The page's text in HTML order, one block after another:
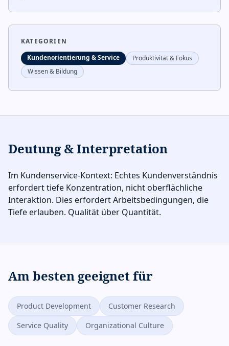
KATEGORIEN
Kundenorientierung & Service
Produktivität & Fokus
Wissen & Bildung
Deutung & Interpretation
Im Kundenservice-Kontext: Echtes Kundenverständnis
erfordert tiefe Konzentration, nicht oberflächliche
Interaktion. Dies erfordert Arbeitsbedingungen, die
Tiefe erlauben. Qualität über Quantität.
Am besten geeignet für
Product Development
Customer Research
Service Quality
Organizational Culture